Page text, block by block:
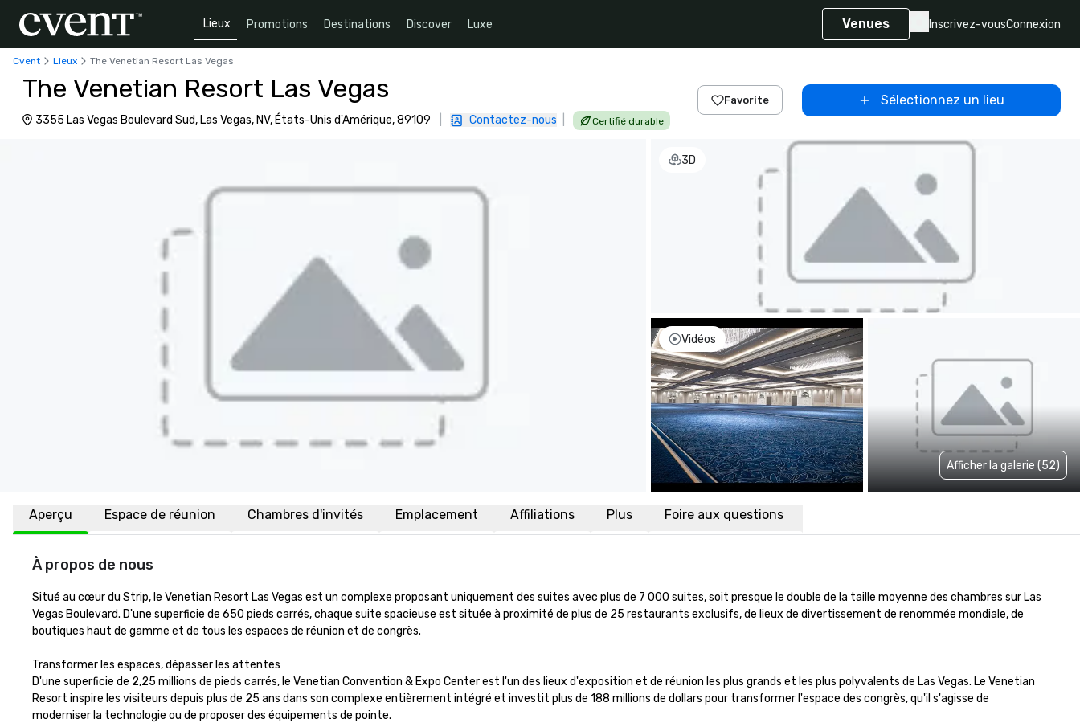
Lieux Promotions Destinations Discover Luxe Venues Inscrivez-vousConnexion
Cvent Lieux The Venetian Resort Las Vegas
The Venetian Resort Las Vegas
3355 Las Vegas Boulevard Sud, Las Vegas, NV, États-Unis d'Amérique, 89109 Contactez-nous Certifié durable
Favorite Sélectionnez un lieu
3D
Vidéos
Afficher la galerie (52)
Aperçu Espace de réunion Chambres d'invités Emplacement Affiliations Plus Foire aux questions
À propos de nous
Situé au cœur du Strip, le Venetian Resort Las Vegas est un complexe proposant uniquement des suites avec plus de 7 000 suites, soit presque le double de la taille moyenne des chambres sur Las
Vegas Boulevard. D'une superficie de 650 pieds carrés, chaque suite spacieuse est située à proximité de plus de 25 restaurants exclusifs, de lieux de divertissement de renommée mondiale, de
boutiques haut de gamme et de tous les espaces de réunion et de congrès.
Transformer les espaces, dépasser les attentes
D'une superficie de 2,25 millions de pieds carrés, le Venetian Convention & Expo Center est l'un des lieux d'exposition et de réunion les plus grands et les plus polyvalents de Las Vegas. Le Venetian
Resort inspire les visiteurs depuis plus de 25 ans dans son complexe entièrement intégré et investit plus de 188 millions de dollars pour transformer l'espace des congrès, qu'il s'agisse de
moderniser la technologie ou de proposer des équipements de pointe.